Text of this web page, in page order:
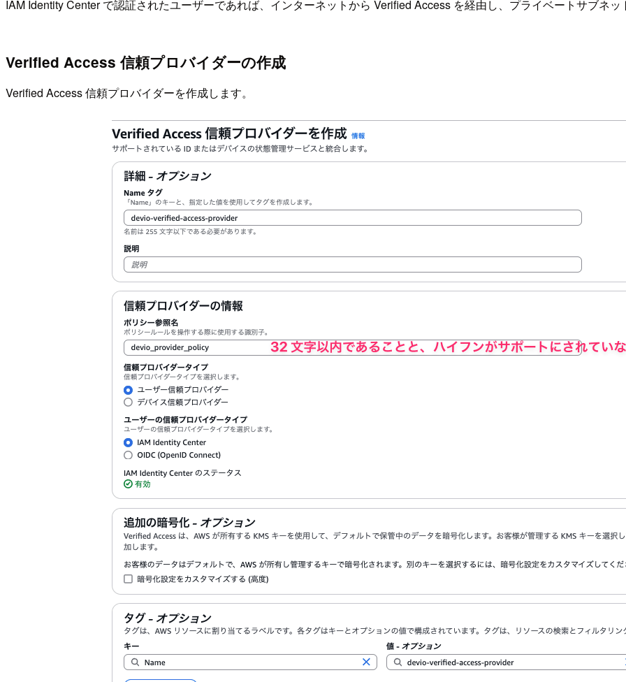
IAM Identity Center で認証されたユーザーであれば、インターネットから Verified Access を経由し、プライベートサブネッ
Verified Access 信頼プロバイダーの作成
Verified Access 信頼プロバイダーを作成します。